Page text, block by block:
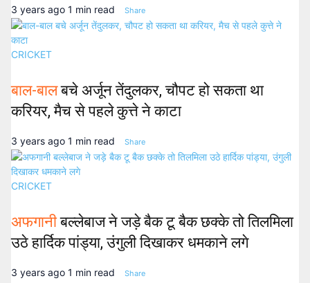
3 years ago 1 min read Share
CRICKET
बाल-बालबचे अर्जून तेंदुलकर, चौपट हो सकता था
करियर, मैच से पहले कुत्ते ने काटा
3 years ago 1 min read Share
CRICKET
अफगानीबल्लेबाज ने जड़े बैक टू बैक छक्के तो तिलमिला
उठे हार्दिक पांड्या, उंगुली दिखाकर धमकाने लगे
3 years ago 1 min read Share